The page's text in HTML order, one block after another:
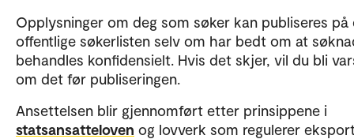
Opplysninger om deg som søker kan publiseres på
offentlige søkerlisten selv om har bedt om at
behandles konfidensielt. Hvis det skjer, vil du bli
om det før publiseringen.
Ansettelsen blir gjennomført etter prinsippene i
statsansatteloven og lovverk som regulerer